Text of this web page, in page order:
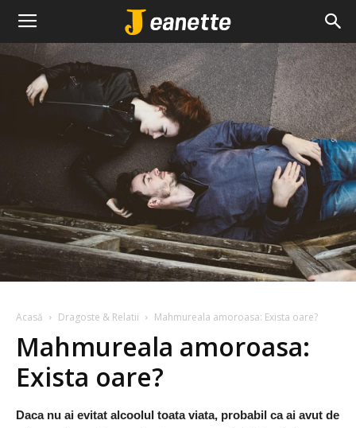
Acasă Dragoste & Relatii Mahmureala amoroasa: Exista oare?
Mahmureala amoroasa:
Exista oare?
Daca nu ai evitat alcoolul toata viata, probabil ca ai avut de